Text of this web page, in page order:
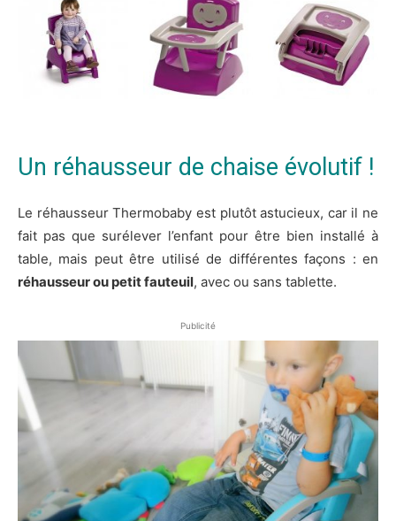
Un réhausseur de chaise évolutif !
Le réhausseur Thermobaby est plutôt astucieux, car il ne
fait pas que surélever l’enfant pour être bien installé à
table, mais peut être utilisé de différentes façons : en
réhausseur ou petit fauteuil, avec ou sans tablette.
Publicité